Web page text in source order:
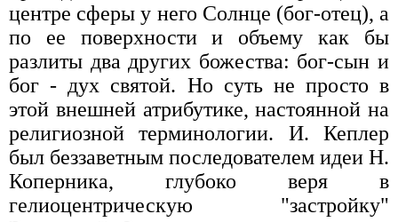
центре сферы у него Солнце (бог-отец), а
по ее поверхности и объему как бы
разлиты два других божества: бог-сын и
бог - дух святой. Но суть не просто в
этой внешней атрибутике, настоянной на
религиозной терминологии. И. Кеплер
был беззаветным последователем идеи Н.
Коперника, глубоко веря в
гелиоцентрическую "застройку"